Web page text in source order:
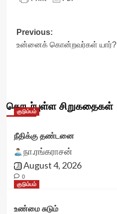
Post
navigation
Previous:
உன்னைக் கொன்றவர்கள் யார்?
தொடர்புள்ள சிறுகதைகள்
குடும்பம்
நீதிக்கு தண்டனை
நா.ரங்கராசன்
August 4, 2026
0
குடும்பம்
உண்மை சுடும்